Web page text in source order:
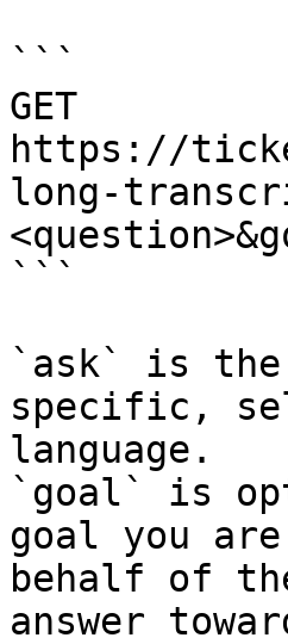
```
GET
https://
long-
```
`ask` is the
specific,
language.
`goal` is
goal you
behalf of
answer